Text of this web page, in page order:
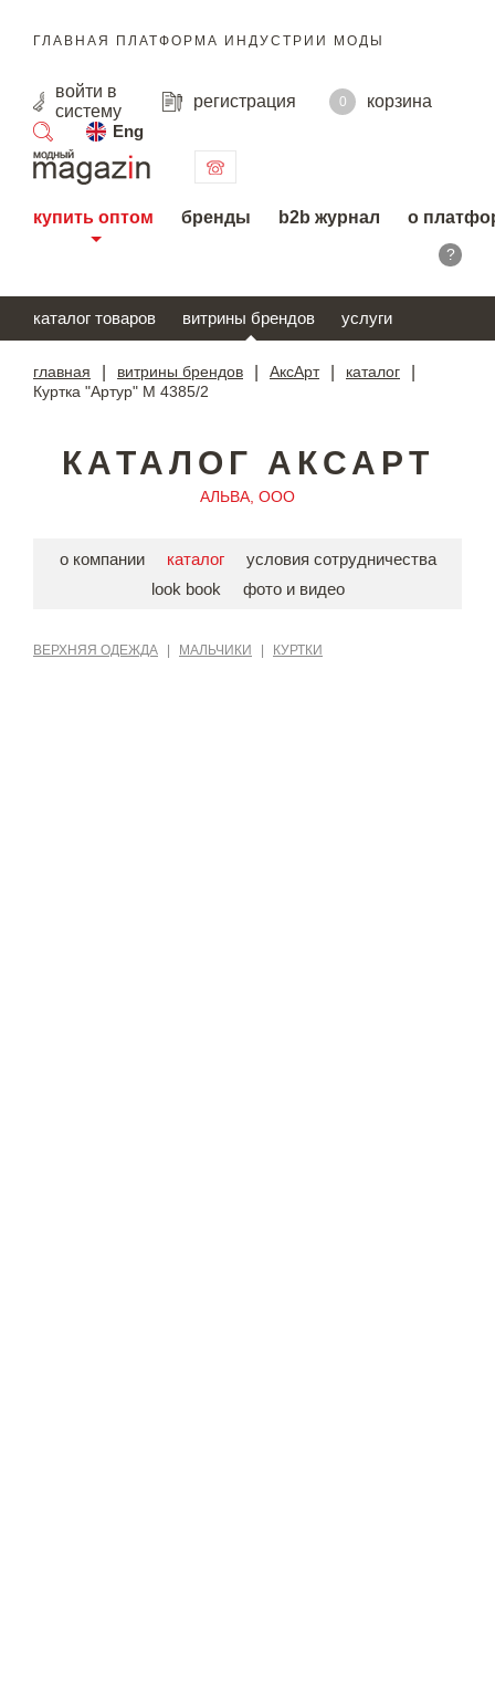
ГЛАВНАЯ ПЛАТФОРМА ИНДУСТРИИ МОДЫ
войти в
систему
регистрация 0
корзина
Eng
поиск
купить оптом бренды b2b журнал о
?
каталог товаров витрины брендов услуги
главная витрины брендов АксАрт каталог
Куртка "Артур" М 4385/2
КАТАЛОГ АКСАРТ
АЛЬВА, ООО
о компании каталог
условия сотрудничества
look book
фото и видео
ВЕРХНЯЯ ОДЕЖДА МАЛЬЧИКИ КУРТКИ